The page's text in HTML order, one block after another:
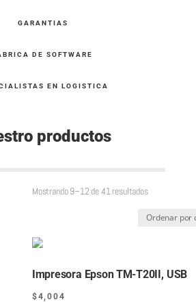
GARANTIAS
DE SOFTWARE
EN LOGISTICA
productos
Mostrando 9–12 de 41 resultadosSorted
average
Impresora Epson TM-T20II, USB
$4,004